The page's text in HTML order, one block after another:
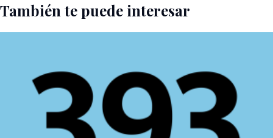
También te puede interesar